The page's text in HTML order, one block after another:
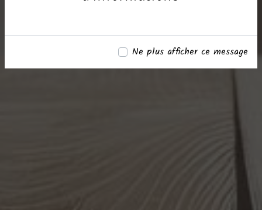
Ne plus afficher ce message